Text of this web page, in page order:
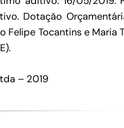
Dotação
Felipe Tocantins e Maria
– 2019